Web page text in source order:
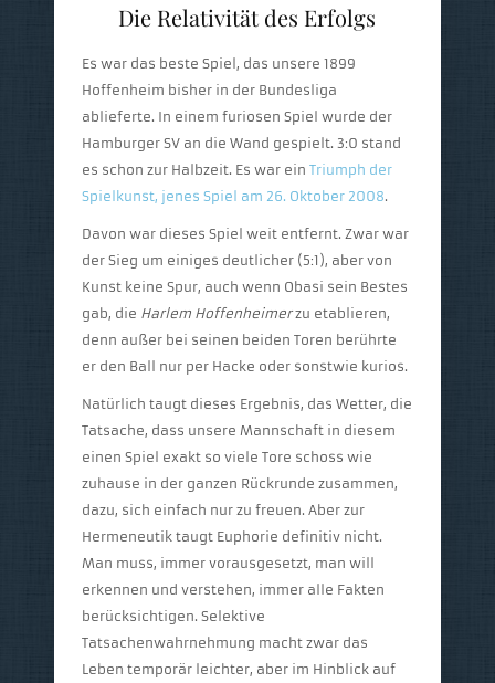
Die Relativität des Erfolgs
Es war das beste Spiel, das unsere 1899
Hoffenheim bisher in der Bundesliga
ablieferte. In einem furiosen Spiel wurde der
Hamburger SV an die Wand gespielt. 3:0 stand
es schon zur Halbzeit. Es war ein Triumph der
Spielkunst, jenes Spiel am 26. Oktober 2008.
Davon war dieses Spiel weit entfernt. Zwar war
der Sieg um einiges deutlicher (5:1), aber von
Kunst keine Spur, auch wenn Obasi sein Bestes
gab, die Harlem Hoffenheimerzu etablieren,
denn außer bei seinen beiden Toren berührte
er den Ball nur per Hacke oder sonstwie kurios.
Natürlich taugt dieses Ergebnis, das Wetter, die
Tatsache, dass unsere Mannschaft in diesem
einen Spiel exakt so viele Tore schoss wie
zuhause in der ganzen Rückrunde zusammen,
dazu, sich einfach nur zu freuen. Aber zur
Hermeneutik taugt Euphorie definitiv nicht.
Man muss, immer vorausgesetzt, man will
erkennen und verstehen, immer alle Fakten
berücksichtigen. Selektive
Tatsachenwahrnehmung macht zwar das
Leben temporär leichter, aber im Hinblick auf